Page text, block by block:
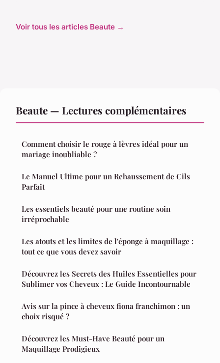
Voir tous les articles Beaute →
Beaute — Lectures complémentaires
Comment choisir le rouge à lèvres idéal pour un
mariage inoubliable ?
Le Manuel Ultime pour un Rehaussement de Cils
Parfait
Les essentiels beauté pour une routine soin
irréprochable
Les atouts et les limites de l'éponge à maquillage :
tout ce que vous devez savoir
Découvrez les Secrets des Huiles Essentielles pour
Sublimer vos Cheveux : Le Guide Incontournable
Avis sur la pince à cheveux fiona franchimon : un
choix risqué ?
Découvrez les Must-Have Beauté pour un
Maquillage Prodigieux